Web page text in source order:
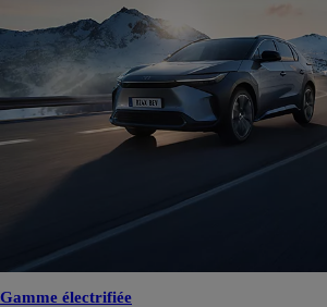
Gamme électrifiée